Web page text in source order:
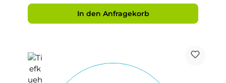
In den Anfragekorb